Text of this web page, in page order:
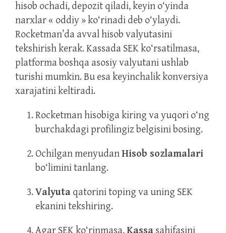
hisob ochadi, depozit qiladi, keyin o‘yinda
narxlar « oddiy » ko‘rinadi deb o‘ylaydi.
Rocketman’da avval hisob valyutasini
tekshirish kerak. Kassada SEK ko‘rsatilmasa,
platforma boshqa asosiy valyutani ushlab
turishi mumkin. Bu esa keyinchalik konversiya
xarajatini keltiradi.
Rocketman hisobiga kiring va yuqori o‘ng
burchakdagi profilingiz belgisini bosing.
Ochilgan menyudanHisob sozlamalari
bo‘limini tanlang.
Valyuta qatorini toping va uning SEK
ekanini tekshiring.